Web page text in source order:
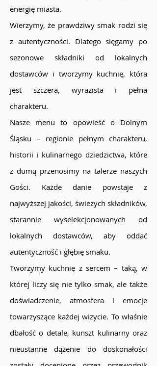
energię miasta.
Wierzymy, że prawdziwy smak rodzi się
z autentyczności. Dlatego sięgamy po
sezonowe składniki od lokalnych
dostawców i tworzymy kuchnię, która
jest szczera, wyrazista i pełna
charakteru.
Nasze menu to opowieść o Dolnym
Śląsku – regionie pełnym charakteru,
historii i kulinarnego dziedzictwa, które
z dumą przenosimy na talerze naszych
Gości. Każde danie powstaje z
najwyższej jakości, świeżych składników,
starannie wyselekcjonowanych od
lokalnych dostawców, aby oddać
autentyczność i głębię smaku.
Tworzymy kuchnię z sercem – taką, w
której liczy się nie tylko smak, ale także
doświadczenie, atmosfera i emocje
towarzyszące każdej wizycie. To właśnie
dbałość o detale, kunszt kulinarny oraz
nieustanne dążenie do doskonałości